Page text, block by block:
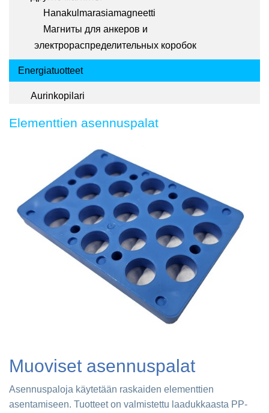
Hanakulmarasiamagneetti
Магниты для анкеров и
электрораспределительных коробок
Energiatuotteet
Aurinkopilari
Elementtien asennuspalat
Muoviset asennuspalat
Asennuspaloja käytetään raskaiden elementtien
asentamiseen. Tuotteet on valmistettu laadukkaasta PP-